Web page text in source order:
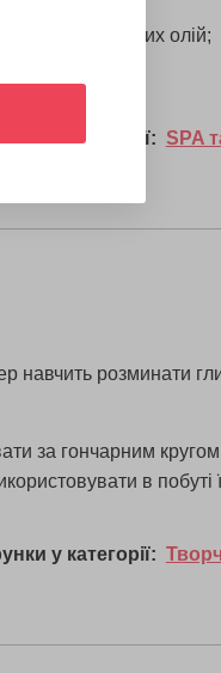
ефірних олій;
у категорії: SPA
навчить розминати
за гончарним
в побуті
у категорії: